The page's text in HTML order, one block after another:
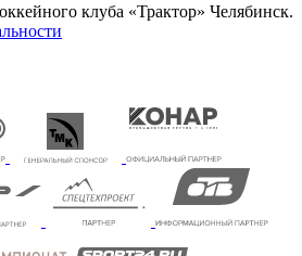
клуба «Трактор» Челябинск.